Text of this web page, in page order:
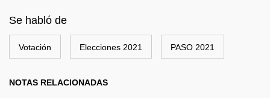
Se habló de
Votación Elecciones 2021 PASO 2021
NOTAS RELACIONADAS